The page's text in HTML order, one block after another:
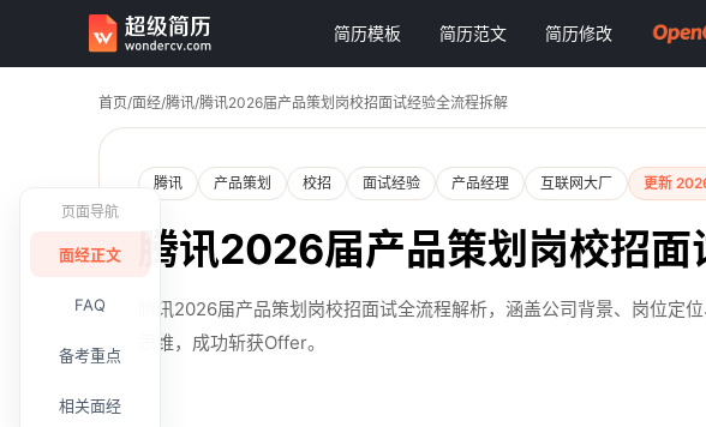
简历模板 简历范文 简历修改
页面导航
面经正文
FAQ
备考重点
相关面经
首页/面经/腾讯/腾讯2026届产品策划岗校招面试经验全流程拆解
腾讯 产品策划 校招 面试经验 产品经理 互联网大厂 更新
腾讯2026届产品策划岗校招
腾讯2026届产品策划岗校招面试全流程解析，涵盖公司背景、岗位定
思维，成功斩获Offer。